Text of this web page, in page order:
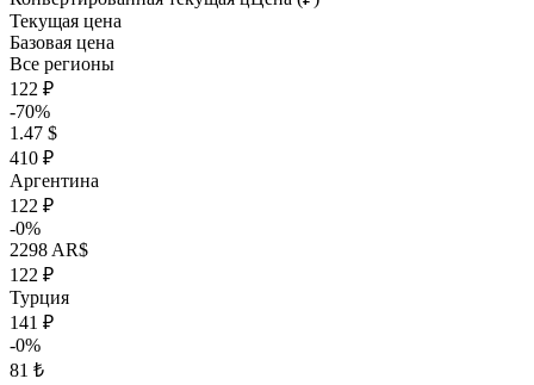
Текущая цена
Базовая цена
Все регионы
122 ₽
-70%
1.47 $
410 ₽
Аргентина
122 ₽
-0%
2298 AR$
122 ₽
Турция
141 ₽
-0%
81 ₺